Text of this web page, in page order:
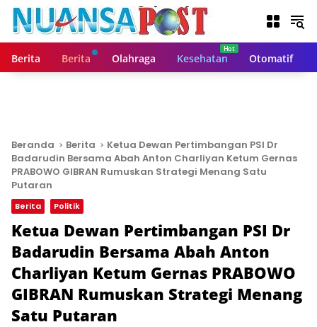
Berita Berita Olahraga Kesehatan Otomatif
Beranda Berita
Ketua Dewan Pertimbangan PSI Dr
Badarudin Bersama Abah Anton Charliyan Ketum Gernas
PRABOWO GIBRAN Rumuskan Strategi Menang Satu
Putaran
Berita Politik
Ketua Dewan Pertimbangan PSI Dr
Badarudin Bersama Abah Anton
Charliyan Ketum Gernas PRABOWO
GIBRAN Rumuskan Strategi Menang
Satu Putaran